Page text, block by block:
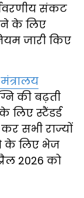
संकट
के लिए
जारी किए
की बढ़ती
स्टैंडर्ड
सभी राज्यों
के लिए भेज
2026 को